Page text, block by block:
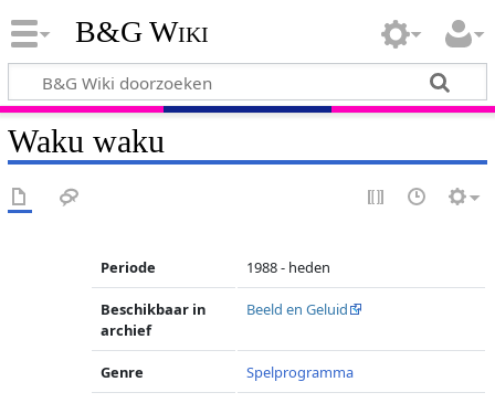
B&G Wiki
Waku waku
Periode 1988 - heden
Beschikbaar in
archief
Beeld en Geluid
Genre Spelprogramma